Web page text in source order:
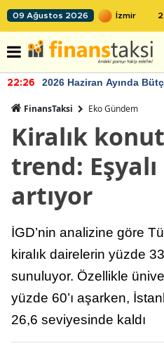
09 Ağustos 2026
22:26 2026 Haziran Ayında
FinansTaksi Eko Gündem
Kiralık
trend:
artıyor
İGD’nin analizine göre
kiralık dairelerin yüzde
sunuluyor. Özellikle
yüzde 60’ı aşarken,
26,6 seviyesinde kaldı